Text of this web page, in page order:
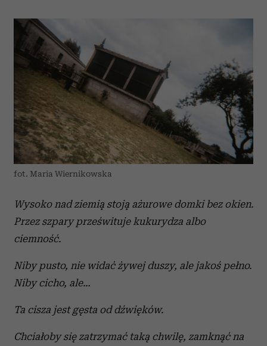
fot. Maria Wiernikowska
Wysoko nad ziemią stoją ażurowe domki bez okien.
Przez szpary prześwituje kukurydza albo
ciemność.
Niby pusto, nie widać żywej duszy, ale jakoś pełno.
Niby cicho, ale…
Ta cisza jest gęsta od dźwięków.
Chciałoby się zatrzymać taką chwilę, zamknąć na